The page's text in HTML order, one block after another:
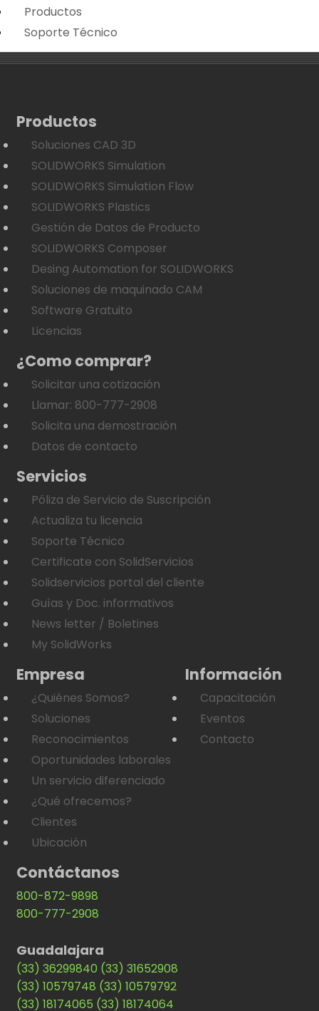
Productos
Soporte Técnico
Productos
Soluciones CAD 3D
SOLIDWORKS Simulation
SOLIDWORKS Simulation Flow
SOLIDWORKS Plastics
Gestión de Datos de Producto
SOLIDWORKS Composer
Desing Automation for SOLIDWORKS
Soluciones de maquinado CAM
Software Gratuito
Licencias
¿Como comprar?
Solicitar una cotización
Llamar: 800-777-2908
Solicita una demostración
Datos de contacto
Servicios
Póliza de Servicio de Suscripción
Actualiza tu licencia
Soporte Técnico
Certificate con SolidServicios
Solidservicios portal del cliente
Guías y Doc. informativos
News letter / Boletines
My SolidWorks
Empresa
¿Quiénes Somos?
Soluciones
Reconocimientos
Oportunidades laborales
Un servicio diferenciado
¿Qué ofrecemos?
Clientes
Ubicación
Información
Capacitación
Eventos
Contacto
Contáctanos
800-872-9898
800-777-2908
Guadalajara
(33) 36299840 (33) 31652908
(33) 10579748 (33) 10579792
(33) 18174065 (33) 18174064